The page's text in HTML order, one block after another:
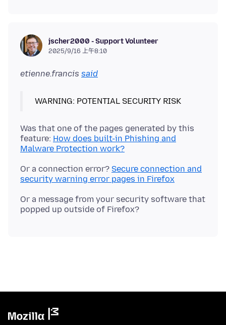
jscher2000 - Support Volunteer
2025/9/16 上午8:10
etienne.francis said
Was that one of the pages generated by this
feature: How does built-in Phishing and
Malware Protection work?
Or a connection error? Secure connection and
security warning error pages in Firefox
Or a message from your security software that